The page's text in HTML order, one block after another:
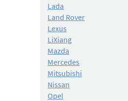
Lada
Land Rover
Lexus
LiXiang
Mazda
Mercedes
Mitsubishi
Nissan
Opel